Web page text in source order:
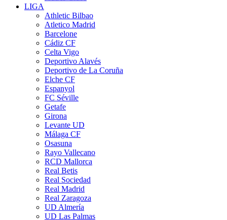
LIGA
Athletic Bilbao
Atletico Madrid
Barcelone
Cádiz CF
Celta Vigo
Deportivo Alavés
Deportivo de La Coruña
Elche CF
Espanyol
FC Séville
Getafe
Girona
Levante UD
Málaga CF
Osasuna
Rayo Vallecano
RCD Mallorca
Real Betis
Real Sociedad
Real Madrid
Real Zaragoza
UD Almería
UD Las Palmas